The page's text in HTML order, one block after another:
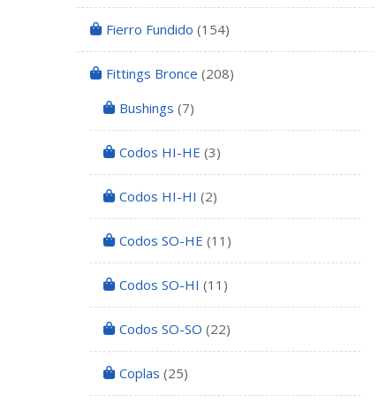
Fierro Fundido (154)
Fittings Bronce (208)
Bushings (7)
Codos HI-HE (3)
Codos HI-HI (2)
Codos SO-HE (11)
Codos SO-HI (11)
Codos SO-SO (22)
Coplas (25)